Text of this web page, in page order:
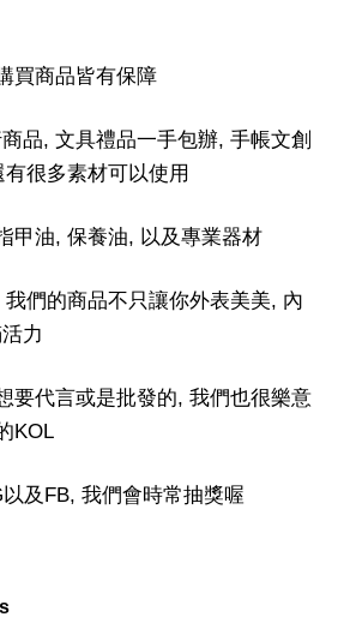
買商品皆有保障
品, 文具禮品一手包辦, 手帳文創
很多素材可以使用
甲油, 保養油, 以及專業器材
們的商品不只讓你外表美美, 內
力
要代言或是批發的, 我們也很樂意
KOL
及FB, 我們會時常抽獎喔